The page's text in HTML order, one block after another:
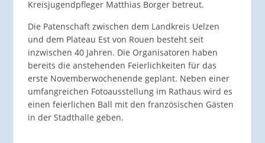
Kreisjugendpfleger Matthias Borger betreut.
Die Patenschaft zwischen dem Landkreis Uelzen
und dem Plateau Est von Rouen besteht seit
inzwischen 40 Jahren. Die Organisatoren haben
bereits die anstehenden Feierlichkeiten für das
erste Novemberwochenende geplant. Neben einer
umfangreichen Fotoausstellung im Rathaus wird es
einen feierlichen Ball mit den französischen Gästen
in der Stadthalle geben.